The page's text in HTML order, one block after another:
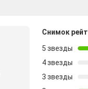
Снимок
5 звезды
4 звезды
3 звезды